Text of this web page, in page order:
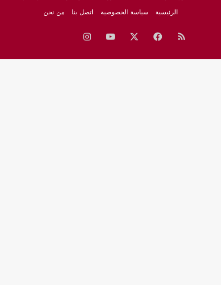
الرئيسية سياسة الخصوصية اتصل بنا من نحن
ملخص
الموقع
فيسبوك ‫YouTubeانستقرام
نيوز